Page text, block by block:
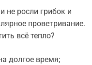
не росли грибок и
проветривание.
всё тепло?
долгое время;